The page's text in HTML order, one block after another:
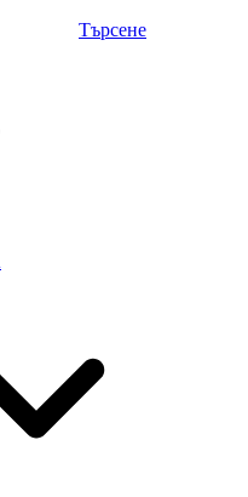
Търсене